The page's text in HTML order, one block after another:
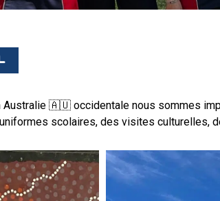
LYCÉE
RÉSERVÉ
Australie 🇦🇺 occidentale nous sommes
scolaires, des visites culturelles,